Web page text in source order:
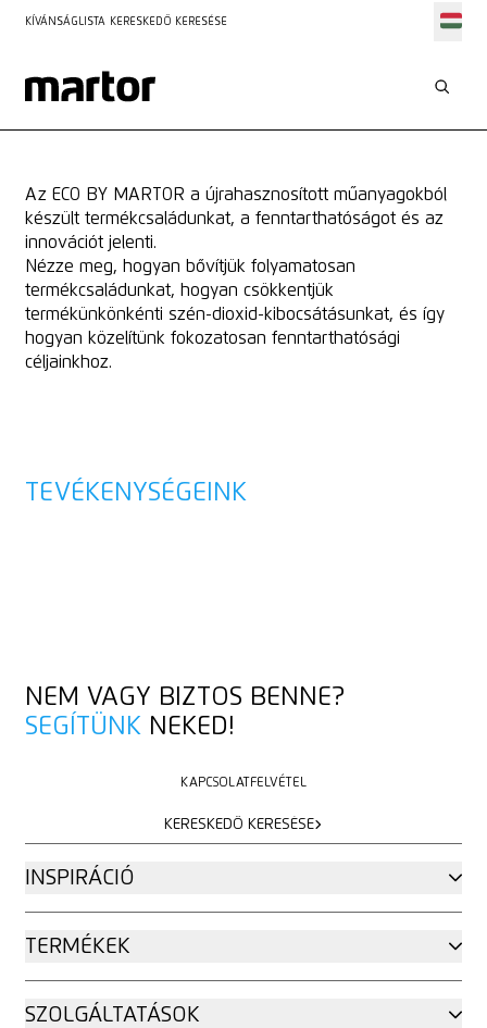
KÍVÁNSÁGLISTA KERESKEDŐ KERESÉSE
Az ECO BY MARTOR a újrahasznosított műanyagokból
készült termékcsaládunkat, a fenntarthatóságot és az
innovációt jelenti.
Nézze meg, hogyan bővítjük folyamatosan
termékcsaládunkat, hogyan csökkentjük
termékünkönkénti szén-dioxid-kibocsátásunkat, és így
hogyan közelítünk fokozatosan fenntarthatósági
céljainkhoz.
TEVÉKENYSÉGEINK
NEM VAGY BIZTOS BENNE?
SEGÍTÜNKNEKED!
KAPCSOLATFELVÉTEL
KERESKEDŐ KERESÉSE
INSPIRÁCIÓ
TERMÉKEK
SZOLGÁLTATÁSOK